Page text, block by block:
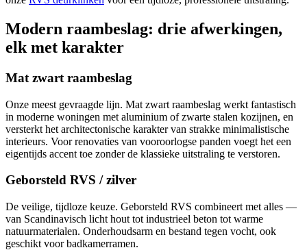
Modern raambeslag: drie afwerkingen,
elk met karakter
Mat zwart raambeslag
Onze meest gevraagde lijn. Mat zwart raambeslag werkt fantastisch
in moderne woningen met aluminium of zwarte stalen kozijnen, en
versterkt het architectonische karakter van strakke minimalistische
interieurs. Voor renovaties van vooroorlogse panden voegt het een
eigentijds accent toe zonder de klassieke uitstraling te verstoren.
Geborsteld RVS / zilver
De veilige, tijdloze keuze. Geborsteld RVS combineert met alles —
van Scandinavisch licht hout tot industrieel beton tot warme
natuurmaterialen. Onderhoudsarm en bestand tegen vocht, ook
geschikt voor badkamerramen.